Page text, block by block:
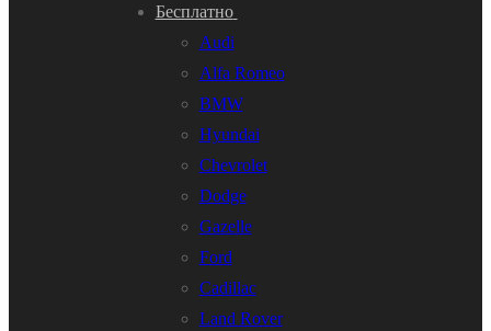
Бесплатно
Audi
Alfa Romeo
BMW
Hyundai
Chevrolet
Dodge
Gazelle
Ford
Cadillac
Land Rover